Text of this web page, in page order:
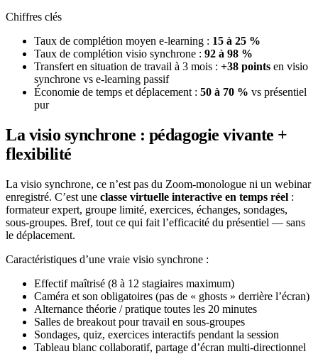
Chiffres clés
Taux de complétion moyen e-learning : 15 à 25 %
Taux de complétion visio synchrone : 92 à 98 %
Transfert en situation de travail à 3 mois : +38 points en visio
synchrone vs e-learning passif
Économie de temps et déplacement : 50 à 70 % vs présentiel
pur
La visio synchrone : pédagogie vivante +
flexibilité
La visio synchrone, ce n’est pas du Zoom-monologue ni un webinar
enregistré. C’est une classe virtuelle interactive en temps réel :
formateur expert, groupe limité, exercices, échanges, sondages,
sous-groupes. Bref, tout ce qui fait l’efficacité du présentiel — sans
le déplacement.
Caractéristiques d’une vraie visio synchrone :
Effectif maîtrisé (8 à 12 stagiaires maximum)
Caméra et son obligatoires (pas de « ghosts » derrière l’écran)
Alternance théorie / pratique toutes les 20 minutes
Salles de breakout pour travail en sous-groupes
Sondages, quiz, exercices interactifs pendant la session
Tableau blanc collaboratif, partage d’écran multi-directionnel